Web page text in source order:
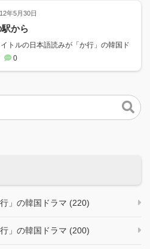
年5月30日
から
トルの日本語読みが「か行」の韓国ド
0
」の韓国ドラマ (220)
」の韓国ドラマ (200)